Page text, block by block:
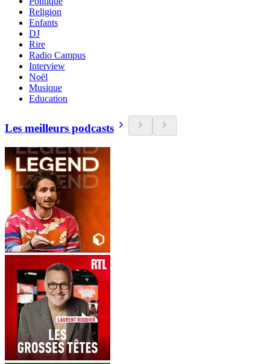
Religion
Enfants
DJ
Rire
Radio Campus
Interview
Noël
Musique
Education
Les meilleurs podcasts